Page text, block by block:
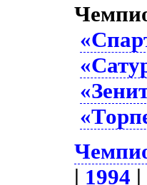
| 1994 |